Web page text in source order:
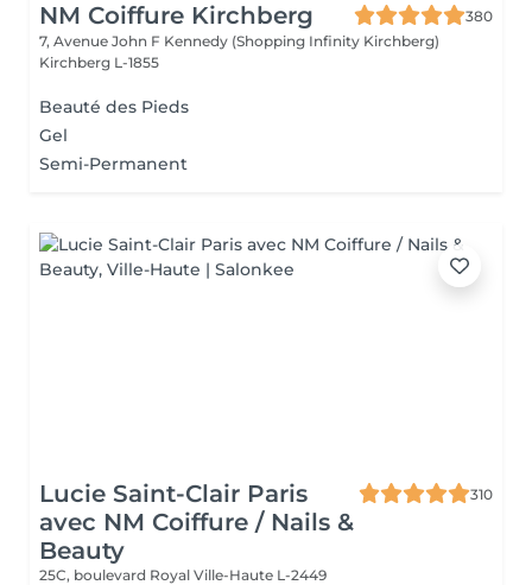
NM Coiffure Kirchberg
380
7, Avenue John F Kennedy (Shopping Infinity Kirchberg)
Kirchberg L-1855
Beauté des Pieds
Gel
Semi-Permanent
Lucie Saint-Clair Paris
avec NM Coiffure / Nails &
Beauty
310
25C, boulevard Royal Ville-Haute L-2449